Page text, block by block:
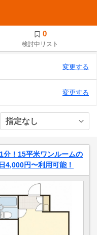
0
検討中リスト
変更する
変更する
分！15平米ワンルームの
4,000円〜利用可能！